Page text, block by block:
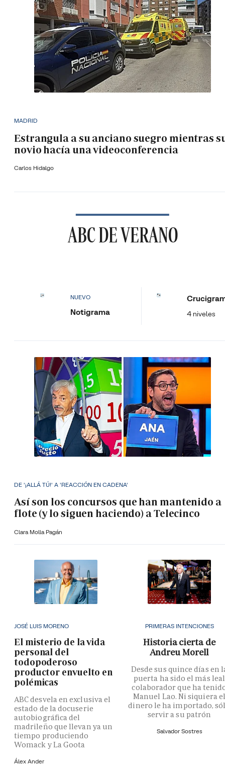
MADRID
Estrangula a su anciano suegro mientras
novio hacía una videoconferencia
Carlos Hidalgo
ABC DE VERANO
NUEVO
Notigrama 4 niveles
DE '¡ALLÁ TÚ!' A 'REACCIÓN EN CADENA'
Así son los concursos que han mantenido a
flote (y lo siguen haciendo) a Telecinco
Clara Molla Pagán
JOSÉ LUIS MORENO
El misterio de la vida
personal del
todopoderoso
productor envuelto en
polémicas
ABC desvela en exclusiva el
estado de la docuserie
autobiográfica del
madrileño que llevan ya un
tiempo produciendo
Womack y La Goota
Álex Ander
PRIMERAS INTENCIONES
Historia cierta de
Andreu Morell
Desde sus quince días en
puerta ha sido el más leal
colaborador que ha
Manuel Lao. Ni siquiera
dinero le ha importado,
servir a su patrón
Salvador Sostres